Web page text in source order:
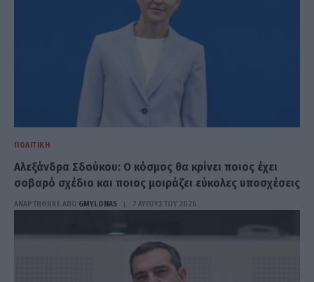
ΠΟΛΙΤΙΚΉ
Αλεξάνδρα Σδούκου: Ο κόσμος θα κρίνει ποιος έχει
σοβαρό σχέδιο και ποιος μοιράζει εύκολες υποσχέσεις
ΑΝΑΡΤΗΘΗΚΕ ΑΠΟ GMYLONAS 7 ΑΥΓΟΎΣΤΟΥ 2026